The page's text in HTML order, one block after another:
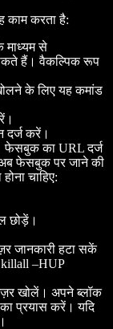
काम करता है:
माध्यम से
हैं। वैकल्पिक रूप
के लिए यह कमांड
दर्ज करें।
फेसबुक का URL दर्ज
फेसबुक पर जाने की
चाहिए:
छोड़ें।
जानकारी हटा सकें
–HUP
खोलें। अपने ब्लॉक
प्रयास करें। यदि